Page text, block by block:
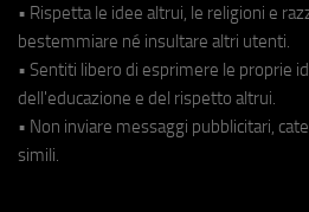
• Rispetta le idee altrui, le religioni e
bestemmiare né insultare altri utenti.
• Sentiti libero di esprimere le proprie
dell'educazione e del rispetto altrui.
• Non inviare messaggi pubblicitari,
simili.